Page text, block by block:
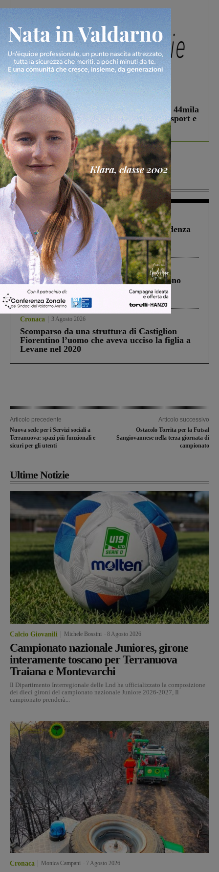
In vetrina 3 Agosto 2026
Estra Notizie agosto: Smart Cities, oltre 44mila
studenti coinvolti, torna il bando per lo sport e
debutta il podcast Estrair
Più lette
Figline Incisa Valdarno 1 Agosto 2026
Piscina di Figline finanziata oltre la scadenza
Pnrr, il gruppo di Fratelli d’Italia: “Un
ringraziamento al Governo”
Cronaca 4 Agosto 2026
Un anno fa la strage in A1 in cui morirono
Gianni, Giulia e Franco. Lo schianto, il
processo, lo stop ai sorpassi fra tir....
Cronaca 3 Agosto 2026
Scomparso da una struttura di Castiglion
Fiorentino l’uomo che aveva ucciso la figlia a
Levane nel 2020
Articolo precedente
Nuova sede per i Servizi sociali a
Terranuova: spazi più funzionali e
sicuri per gli utenti
Articolo successivo
Ostacolo Torrita per la Futsal
Sangiovannese nella terza giornata di
campionato
Ultime Notizie
Calcio Giovanili Michele Bossini 8 Agosto 2026
Campionato nazionale Juniores, girone
interamente toscano per Terranuova
Traiana e Montevarchi
Il Dipartimento Interregionale delle Lnd ha ufficializzato la composizione
dei dieci gironi del campionato nazionale Juniore 2026-2027, Il
campionato prenderà...
Cronaca Monica Campani 7 Agosto 2026